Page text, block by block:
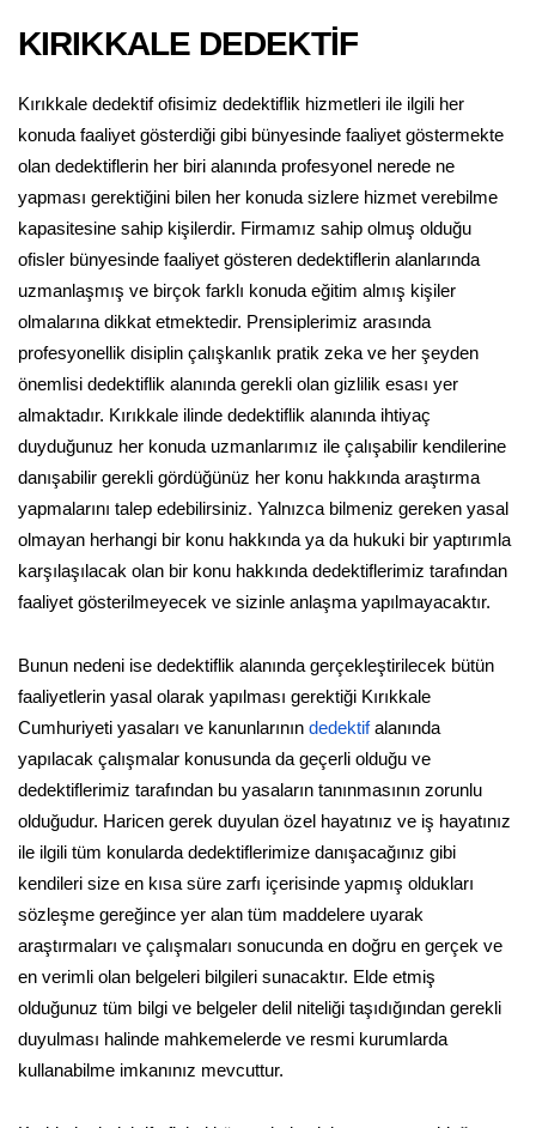
KIRIKKALE DEDEKTİF
Kırıkkale dedektif ofisimiz dedektiflik hizmetleri ile ilgili her
konuda faaliyet gösterdiği gibi bünyesinde faaliyet göstermekte
olan dedektiflerin her biri alanında profesyonel nerede ne
yapması gerektiğini bilen her konuda sizlere hizmet verebilme
kapasitesine sahip kişilerdir. Firmamız sahip olmuş olduğu
ofisler bünyesinde faaliyet gösteren dedektiflerin alanlarında
uzmanlaşmış ve birçok farklı konuda eğitim almış kişiler
olmalarına dikkat etmektedir. Prensiplerimiz arasında
profesyonellik disiplin çalışkanlık pratik zeka ve her şeyden
önemlisi dedektiflik alanında gerekli olan gizlilik esası yer
almaktadır. Kırıkkale ilinde dedektiflik alanında ihtiyaç
duyduğunuz her konuda uzmanlarımız ile çalışabilir kendilerine
danışabilir gerekli gördüğünüz her konu hakkında araştırma
yapmalarını talep edebilirsiniz. Yalnızca bilmeniz gereken yasal
olmayan herhangi bir konu hakkında ya da hukuki bir yaptırımla
karşılaşılacak olan bir konu hakkında dedektiflerimiz tarafından
faaliyet gösterilmeyecek ve sizinle anlaşma yapılmayacaktır.
Bunun nedeni ise dedektiflik alanında gerçekleştirilecek bütün
faaliyetlerin yasal olarak yapılması gerektiği Kırıkkale
Cumhuriyeti yasaları ve kanunlarının dedektifalanında
yapılacak çalışmalar konusunda da geçerli olduğu ve
dedektiflerimiz tarafından bu yasaların tanınmasının zorunlu
olduğudur. Haricen gerek duyulan özel hayatınız ve iş hayatınız
ile ilgili tüm konularda dedektiflerimize danışacağınız gibi
kendileri size en kısa süre zarfı içerisinde yapmış oldukları
sözleşme gereğince yer alan tüm maddelere uyarak
araştırmaları ve çalışmaları sonucunda en doğru en gerçek ve
en verimli olan belgeleri bilgileri sunacaktır. Elde etmiş
olduğunuz tüm bilgi ve belgeler delil niteliği taşıdığından gerekli
duyulması halinde mahkemelerde ve resmi kurumlarda
kullanabilme imkanınız mevcuttur.